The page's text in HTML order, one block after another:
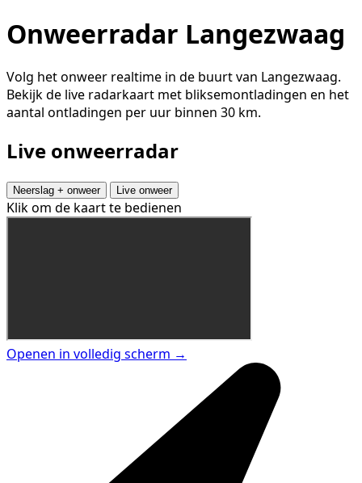
Onweerradar Langezwaag
Volg het onweer realtime in de buurt van Langezwaag.
Bekijk de live radarkaart met bliksemontladingen en het
aantal ontladingen per uur binnen 30 km.
Live onweerradar
Neerslag + onweer Live onweer
Klik om de kaart te bedienen
Openen in volledig scherm →